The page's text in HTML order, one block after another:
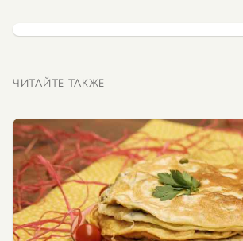
ЧИТАЙТЕ ТАКЖЕ